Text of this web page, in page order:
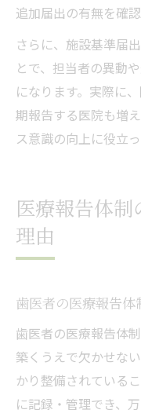
追加届出の有無を確認
さらに、施設基準届
とで、担当者の異動
になります。実際に
期報告する医院も増
ス意識の向上に役立っ
医療報告体制
理由
歯医者の医療報告
歯医者の医療報告体
築くうえで欠かせな
かり整備されている
に記録・管理でき、